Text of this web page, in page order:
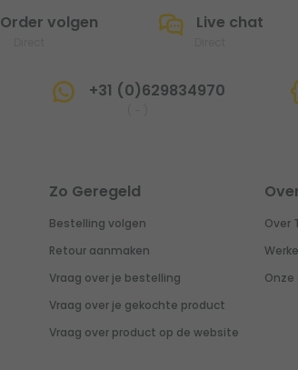
Order volgen Live chat
+31 (0)629834970
Zo Geregeld
Bestelling volgen
Retour aanmaken
Vraag over je bestelling
Vraag over je gekochte product
Vraag over product op de website
Over